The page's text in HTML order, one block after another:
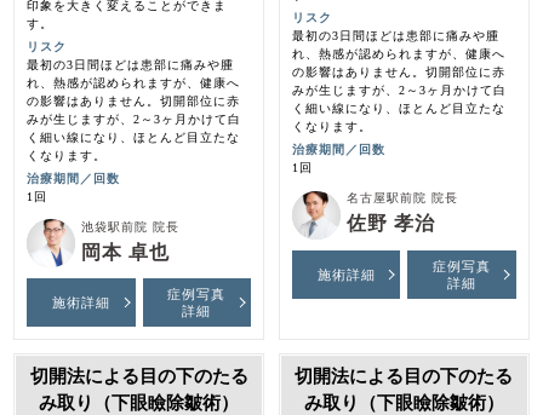
印象を大きく変えることができま
す。
リスク
最初の3日間ほどは患部に痛みや腫
れ、熱感が認められますが、健康へ
の影響はありません。切開部位に赤
みが生じますが、2～3ヶ月かけて白
く細い線になり、ほとんど目立たな
くなります。
治療期間／回数
1回
池袋駅前院 院長
岡本 卓也
施術詳細
症例写真
詳細
リスク
最初の3日間ほどは患部に痛みや腫
れ、熱感が認められますが、健康へ
の影響はありません。切開部位に赤
みが生じますが、2～3ヶ月かけて白
く細い線になり、ほとんど目立たな
くなります。
治療期間／回数
1回
名古屋駅前院 院長
佐野 孝治
施術詳細
症例写真
詳細
切開法による目の下のたる
み取り（下眼瞼除皺術）
切開法による目の下のたる
み取り（下眼瞼除皺術）